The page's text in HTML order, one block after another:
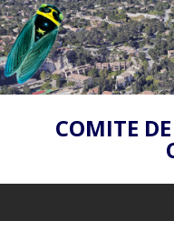
COMITE